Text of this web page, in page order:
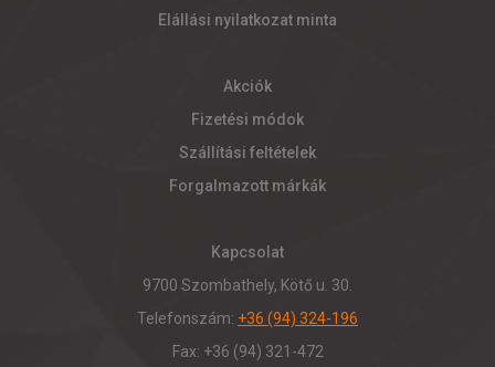
Elállási nyilatkozat minta
Akciók
Fizetési módok
Szállítási feltételek
Forgalmazott márkák
Kapcsolat
9700 Szombathely, Kötő u. 30.
Telefonszám: +36 (94) 324-196
Fax: +36 (94) 321-472